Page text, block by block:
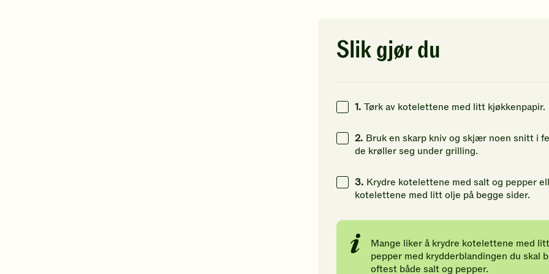
Klikk
vurdering.
for
vurdering.
Slik gjør du
1. Tørk av kotelettene med litt kjøkkenpapir.
2. Bruk en skarp kniv og skjær noen snitt i
de krøller seg under grilling.
3. Krydre kotelettene med salt og pepper
kotelettene med litt olje på begge sider.
Mange liker å krydre kotelettene med
pepper med krydderblandingen du skal
oftest både salt og pepper.